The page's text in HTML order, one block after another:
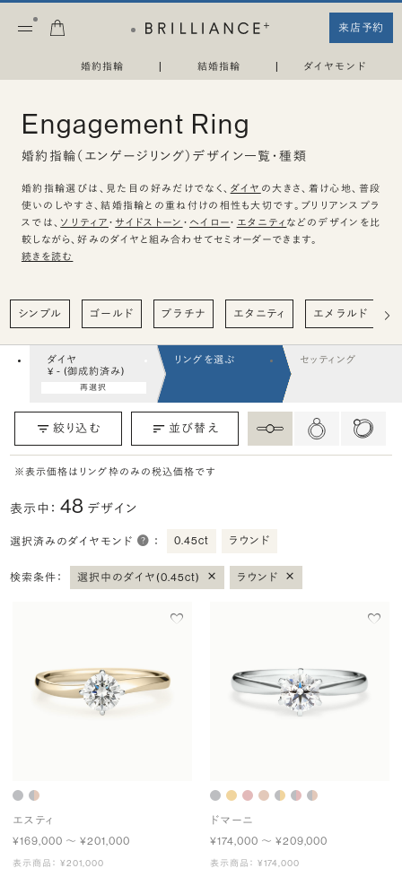
来店予約
婚約指輪 | 結婚指輪 | ダイヤモンド
Engagement Ring
婚約指輪（エンゲージリング）デザイン一覧・種類
婚約指輪選びは、見た目の好みだけでなく、 ダイヤ の大きさ、着け心地、普段
使いのしやすさ、結婚指輪との重ね付けの相性も大切です。ブリリアンスプラ
スでは、 ソリティア ・ サイドストーン ・ ヘイロー・ エタニティ などのデザインを比
較しながら、好みのダイヤと組み合わせてセミオーダーできます。
続きを読む
シンプル ゴールド プラチナ エタニティ エメラルド
ダイヤ
¥ - (御成約済み)
再選択
リングを選ぶ セッティング
絞り込む 並び替え
※表示価格はリング枠のみの税込価格です
表示中：48 デザイン
選択済みのダイヤモンド ： 0.45ct ラウンド
検索条件： 選択中のダイヤ(0.45ct) × ラウンド ×
エスティ
¥169,000 〜 ¥201,000
表示商品： ¥201,000
ドマーニ
¥174,000 〜 ¥209,000
表示商品： ¥174,000